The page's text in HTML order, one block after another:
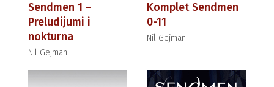
Sendmen 1 –
Preludijumi i
nokturna
Nil Gejman
Komplet Sendmen
0-11
Nil Gejman